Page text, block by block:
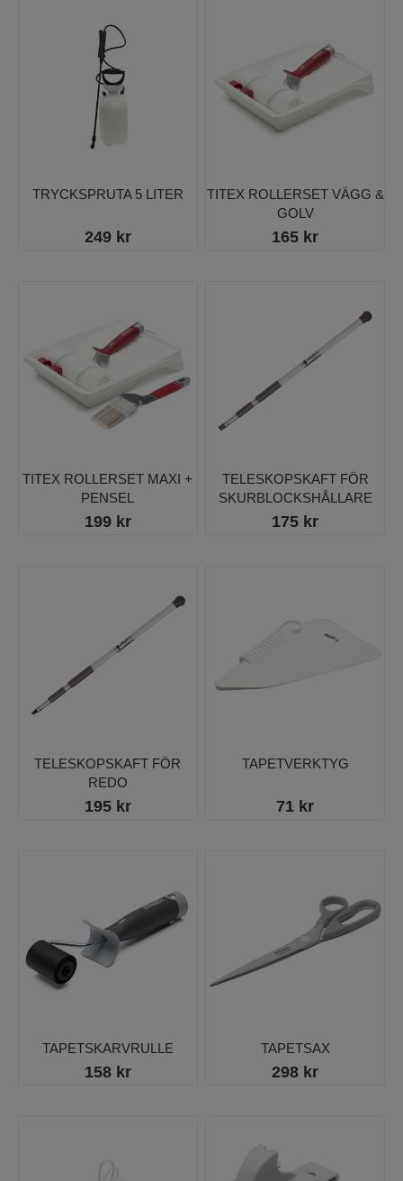
TRYCKSPRUTA 5 LITER
249 kr
TITEX ROLLERSET VÄGG &
GOLV
165 kr
TITEX ROLLERSET MAXI +
PENSEL
199 kr
TELESKOPSKAFT FÖR
SKURBLOCKSHÅLLARE
175 kr
TELESKOPSKAFT FÖR
REDO
195 kr
TAPETVERKTYG
71 kr
TAPETSKARVRULLE
158 kr
TAPETSAX
298 kr